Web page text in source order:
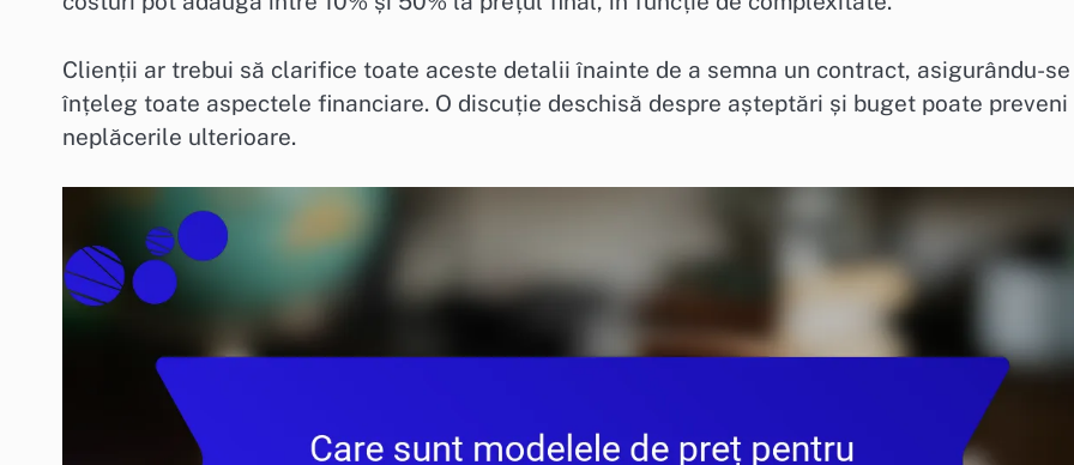
Clienții ar trebui să clarifice toate aceste detalii înainte de a semna un contract, asigurându-
înțeleg toate aspectele financiare. O discuție deschisă despre așteptări și buget poate preveni
neplăcerile ulterioare.